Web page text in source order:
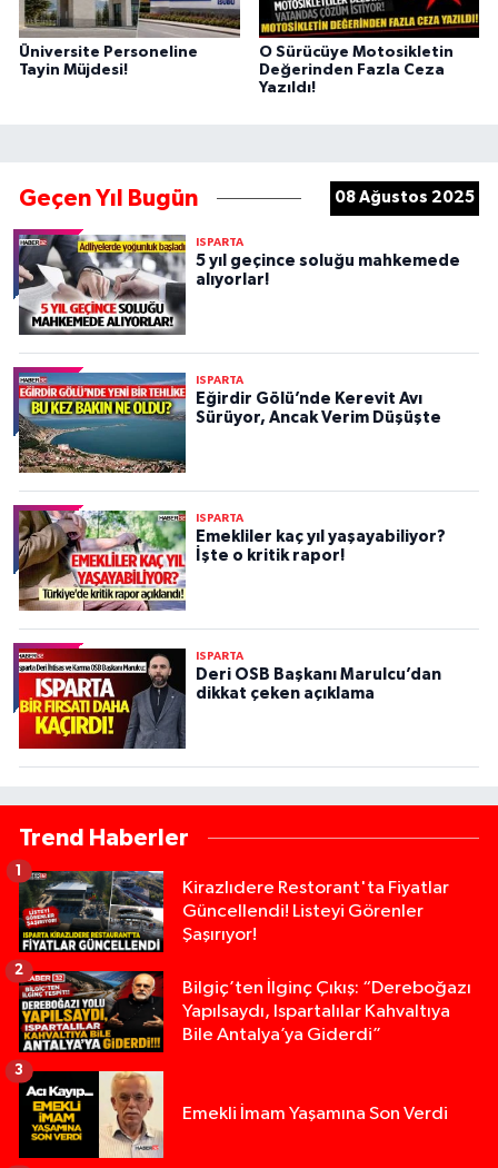
Üniversite Personeline
Tayin Müjdesi!
O Sürücüye Motosikletin
Değerinden Fazla Ceza
Yazıldı!
Geçen Yıl Bugün 08 Ağustos 2025
ISPARTA
5 yıl geçince soluğu mahkemede
alıyorlar!
ISPARTA
Eğirdir Gölü’nde Kerevit Avı
Sürüyor, Ancak Verim Düşüşte
ISPARTA
Emekliler kaç yıl yaşayabiliyor?
İşte o kritik rapor!
ISPARTA
Deri OSB Başkanı Marulcu’dan
dikkat çeken açıklama
Trend Haberler
Kirazlıdere Restorant'ta Fiyatlar
Güncellendi! Listeyi Görenler
Şaşırıyor!
1
Bilgiç’ten İlginç Çıkış: “Dereboğazı
Yapılsaydı, Ispartalılar Kahvaltıya
Bile Antalya’ya Giderdi”
2
Emekli İmam Yaşamına Son Verdi
3